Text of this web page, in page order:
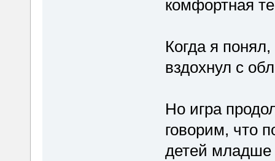
комфортная
Когда я
вздохнул с
Но игра
говорим, что
детей младше